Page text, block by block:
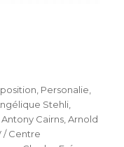
de la photographie
Personalie
Stehli
,Antony Cairns ,Arnold
/ Centre